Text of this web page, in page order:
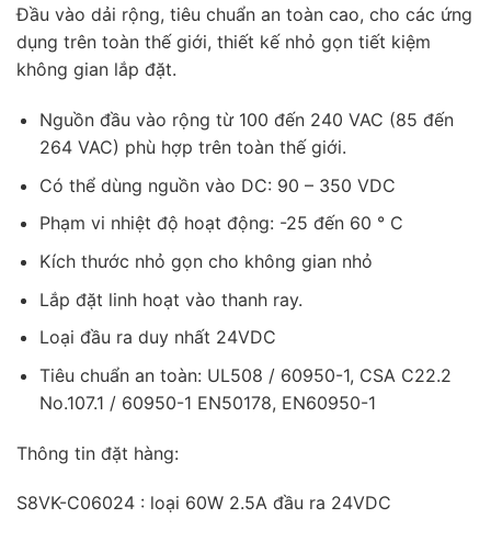
Đầu vào dải rộng, tiêu chuẩn an toàn cao, cho các ứng
dụng trên toàn thế giới, thiết kế nhỏ gọn tiết kiệm
không gian lắp đặt.
Nguồn đầu vào rộng từ 100 đến 240 VAC (85 đến
264 VAC) phù hợp trên toàn thế giới.
Có thể dùng nguồn vào DC: 90 – 350 VDC
Phạm vi nhiệt độ hoạt động: -25 đến 60 ° C
Kích thước nhỏ gọn cho không gian nhỏ
Lắp đặt linh hoạt vào thanh ray.
Loại đầu ra duy nhất 24VDC
Tiêu chuẩn an toàn: UL508 / 60950-1, CSA C22.2
No.107.1 / 60950-1 EN50178, EN60950-1
Thông tin đặt hàng:
S8VK-C06024 : loại 60W 2.5A đầu ra 24VDC